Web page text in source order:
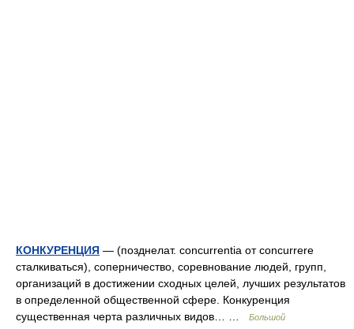
КОНКУРЕНЦИЯ — (позднелат. concurrentia от concurrere
сталкиваться), соперничество, соревнование людей, групп,
организаций в достижении сходных целей, лучших результатов
в определенной общественной сфере. Конкуренция
существенная черта различных видов… …
Большой